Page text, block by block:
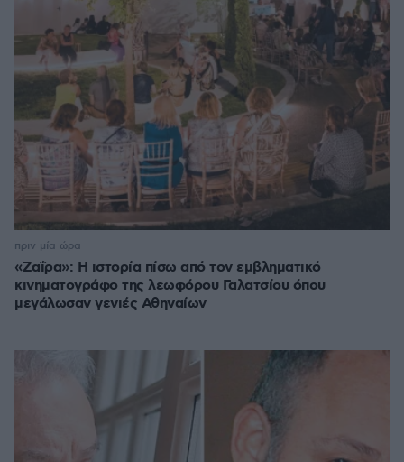
«Ζαΐρα»: Η ιστορία πίσω από τον εμβληματικό
κινηματογράφο της λεωφόρου Γαλατσίου όπου
μεγάλωσαν γενιές Αθηναίων
πριν μία ώρα